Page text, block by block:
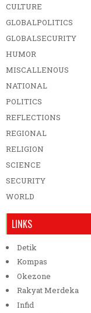
CULTURE
GLOBALPOLITICS
GLOBALSECURITY
HUMOR
MISCALLENOUS
NATIONAL
POLITICS
REFLECTIONS
REGIONAL
RELIGION
SCIENCE
SECURITY
WORLD
LINKS
Detik
Kompas
Okezone
Rakyat Merdeka
Infid